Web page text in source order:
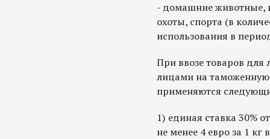
- домашние животные,
охоты, спорта (в
использования в
При ввозе товаров для
лицами на
применяются
1) единая ставка 30%
не менее 4 евро за 1